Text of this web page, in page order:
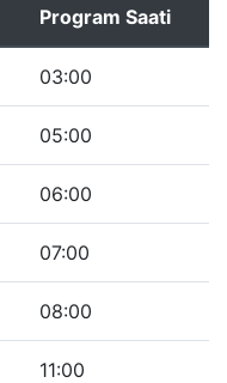
Program Saati
03:00
05:00
06:00
07:00
08:00
11:00